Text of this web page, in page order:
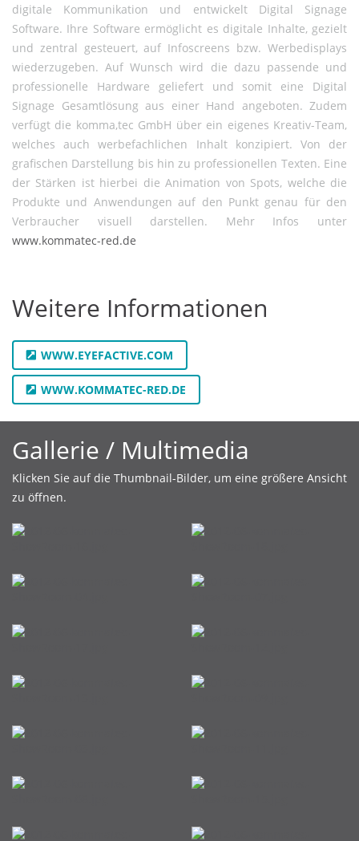
digitale Kommunikation und entwickelt Digital Signage
Software. Ihre Software ermöglicht es digitale Inhalte, gezielt
und zentral gesteuert, auf Infoscreens bzw. Werbedisplays
wiederzugeben. Auf Wunsch wird die dazu passende und
professionelle Hardware geliefert und somit eine Digital
Signage Gesamtlösung aus einer Hand angeboten. Zudem
verfügt die komma,tec GmbH über ein eigenes Kreativ-Team,
welches auch werbefachlichen Inhalt konzipiert. Von der
grafischen Darstellung bis hin zu professionellen Texten. Eine
der Stärken ist hierbei die Animation von Spots, welche die
Produkte und Anwendungen auf den Punkt genau für den
Verbraucher visuell darstellen. Mehr Infos unter
www.kommatec-red.de
Weitere Informationen
WWW.EYEFACTIVE.COM
WWW.KOMMATEC-RED.DE
Gallerie / Multimedia
Klicken Sie auf die Thumbnail-Bilder, um eine größere Ansicht
zu öffnen.